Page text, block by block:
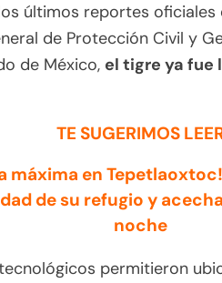
últimos reportes
de Protección Civil y
de México, el tigre ya fue
TE SUGERIMOS
máxima en
de su refugio y
noche
permitieron